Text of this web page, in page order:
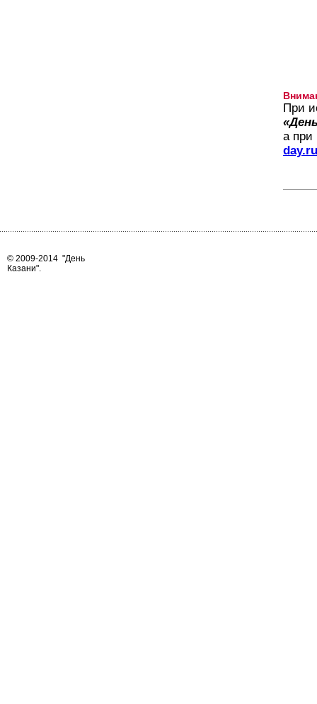
При
а при
day.ru
© 2009-2014 "День
Казани".